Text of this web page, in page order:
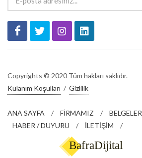
Copyrights © 2020 Tüm hakları saklıdır.
Kulanım Koşulları / Gizlilik
ANA SAYFA / FİRMAMIZ / BELGELER
HABER / DUYURU
/ İLETİŞİM /